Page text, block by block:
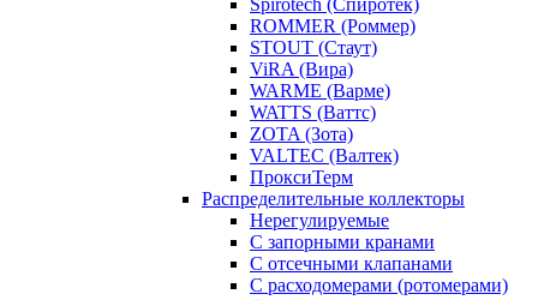
Spirotech (Спиротек)
ROMMER (Роммер)
STOUT (Стаут)
ViRA (Вира)
WARME (Варме)
WATTS (Ваттс)
ZOTA (Зота)
VALTEC (Валтек)
ПроксиТерм
Распределительные коллекторы
Нерегулируемые
С запорными кранами
С отсечными клапанами
С расходомерами (ротомерами)